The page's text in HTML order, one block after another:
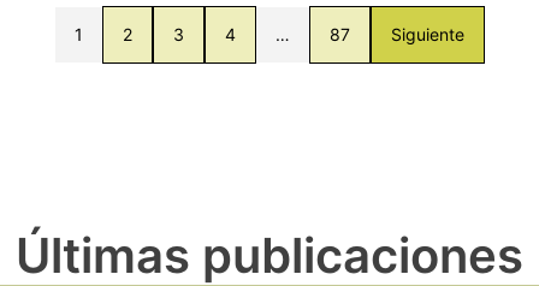
1 2 3 4 … 87 Siguiente
Últimas publicaciones